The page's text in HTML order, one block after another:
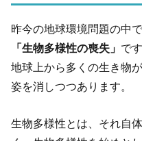
昨今の地球環境問題の中
「生物多様性の喪失」 で
地球上から多くの生き物
姿を消しつつあります。
生物多様性とは、それ自